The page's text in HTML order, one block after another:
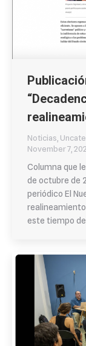
Noticias,
November 7,
Columna que
de octubre de
periódico El
este tiempo